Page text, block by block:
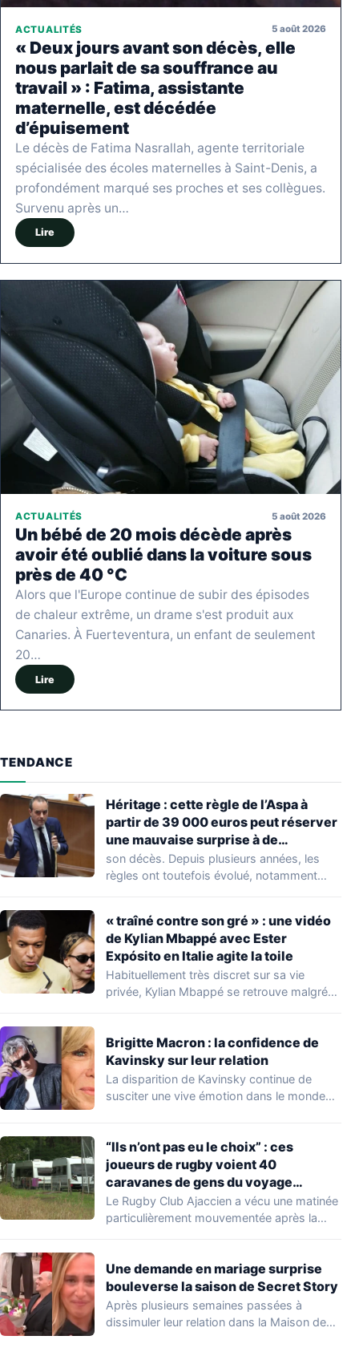
ACTUALITÉS 5 août 2026
« Deux jours avant son décès, elle
nous parlait de sa souffrance au
travail » : Fatima, assistante
maternelle, est décédée
d’épuisement
Le décès de Fatima Nasrallah, agente territoriale
spécialisée des écoles maternelles à Saint-Denis, a
profondément marqué ses proches et ses collègues.
Survenu après un…
Lire
ACTUALITÉS 5 août 2026
Un bébé de 20 mois décède après
avoir été oublié dans la voiture sous
près de 40 °C
Alors que l'Europe continue de subir des épisodes
de chaleur extrême, un drame s'est produit aux
Canaries. À Fuerteventura, un enfant de seulement
20…
Lire
TENDANCE
Héritage : cette règle de l’Aspa à
partir de 39 000 euros peut réserver
une mauvaise surprise à de
nombreuses familles
son décès. Depuis plusieurs années, les
règles ont toutefois évolué, notamment
« traîné contre son gré » : une vidéo
de Kylian Mbappé avec Ester
Expósito en Italie agite la toile
Habituellement très discret sur sa vie
privée, Kylian Mbappé se retrouve malgré
Brigitte Macron : la confidence de
Kavinsky sur leur relation
La disparition de Kavinsky continue de
susciter une vive émotion dans le monde
“Ils n’ont pas eu le choix” : ces
joueurs de rugby voient 40
caravanes de gens du voyage
s’installer dans leur stade, ils les
délogent en moins d’1 heure
Le Rugby Club Ajaccien a vécu une matinée
particulièrement mouvementée après la
Une demande en mariage surprise
bouleverse la saison de Secret Story
Après plusieurs semaines passées à
dissimuler leur relation dans la Maison des